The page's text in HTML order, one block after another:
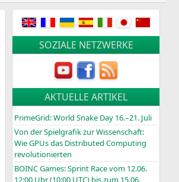
SOZIALE NETZWERKE
AKTUELLE ARTIKEL
PrimeGrid: World Snake Day 16.–21. Juli
Von der Spielgrafik zur Wissenschaft:
Wie GPUs das Distributed Computing
revolutionierten
BOINCGames: Sprint Race vom 12.06.
12:00 Uhr (10:00 UTC) bis zum 15.06.